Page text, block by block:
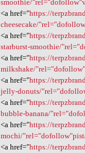
smoothie/
<a href="https://
cheesecake/
<a href="https://
starburst-smoothie/
<a href="https://
milkshake/
<a href="https://
jelly-donuts/
<a href="https://
bubble-banana/
<a href="https://
mochi/
<a href="https://